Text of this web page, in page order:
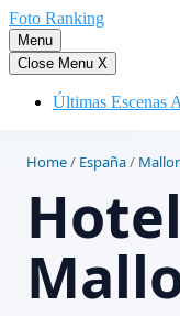
Saltar
al
contenido
Foto Ranking
Menu
Close Menu X
Últimas Escenas
Home/ España/